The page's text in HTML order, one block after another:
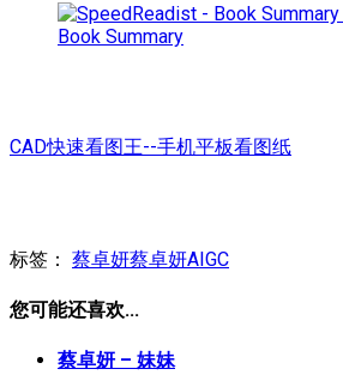
Book Summary
CAD快速看图王--手机平板看图纸
标签： 蔡卓妍蔡卓妍AIGC
您可能还喜欢...
蔡卓妍 – 妹妹